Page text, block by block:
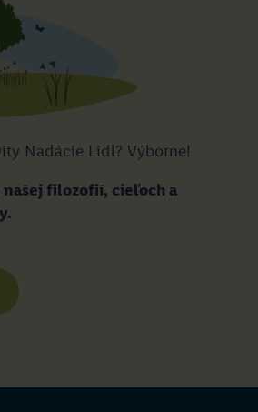
Nadácie Lidl? Výborne!
filozofií, cieľoch a